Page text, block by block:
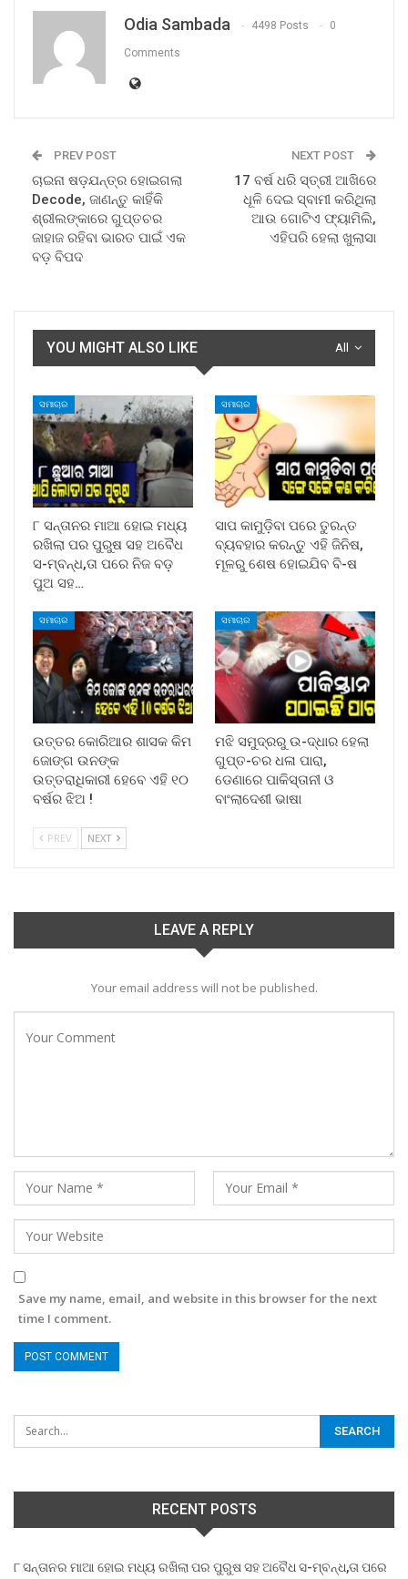
Odia Sambada 4498 Posts 0
Comments
PREV POST
ଚାଇନା ଷଡ଼ଯନ୍ତ୍ର ହୋଇଗଲା
Decode, ଜାଣନ୍ତୁ କାହିଁକି
ଶ୍ରୀଲଙ୍କାରେ ଗୁପ୍ତଚର
ଜାହାଜ ରହିବା ଭାରତ ପାଇଁ ଏକ
ବଡ଼ ବିପଦ
NEXT POST
17 ବର୍ଷ ଧରି ସ୍ତ୍ରୀ ଆଖିରେ
ଧୂଳି ଦେଇ ସ୍ବାମୀ କରିଥିଲା
ଆଉ ଗୋଟିଏ ଫ୍ୟାମିଲି,
ଏହିପରି ହେଲା ଖୁଲାସା
All
YOU MIGHT ALSO LIKE
ସମାଚାର
୮ ସନ୍ତାନର ମାଆ ହୋଇ ମଧ୍ୟ
ରଖିଲା ପର ପୁରୁଷ ସହ ଅବୈଧ
ସ-ମ୍ବନ୍ଧ,ତା ପରେ ନିଜ ବଡ଼
ପୁଅ ସହ…
ସମାଚାର
ସାପ କାମୁଡ଼ିବା ପରେ ତୁରନ୍ତ
ବ୍ୟବହାର କରନ୍ତୁ ଏହି ଜିନିଷ,
ମୂଳରୁ ଶେଷ ହୋଇଯିବ ବି-ଷ
ସମାଚାର
ଉତ୍ତର କୋରିଆର ଶାସକ କିମ
ଜୋଙ୍ଗ ଉନଙ୍କ
ଉତ୍ତରାଧିକାରୀ ହେବେ ଏହି ୧୦
ବର୍ଷର ଝିଅ !
ସମାଚାର
ମଝି ସମୁଦ୍ରରୁ ଉ-ଦ୍ଧାର ହେଲା
ଗୁପ୍ତ-ଚର ଧଳା ପାରା,
ଡେଣାରେ ପାକିସ୍ତାନୀ ଓ
ବାଂଲାଦେଶୀ ଭାଷା
PREV NEXT
LEAVE A REPLY
Your email address will not be published.
Save my name, email, and website in this browser for the next
time I comment.
RECENT POSTS
୮ ସନ୍ତାନର ମାଆ ହୋଇ ମଧ୍ୟ ରଖିଲା ପର ପୁରୁଷ ସହ ଅବୈଧ ସ-ମ୍ବନ୍ଧ,ତା ପରେ